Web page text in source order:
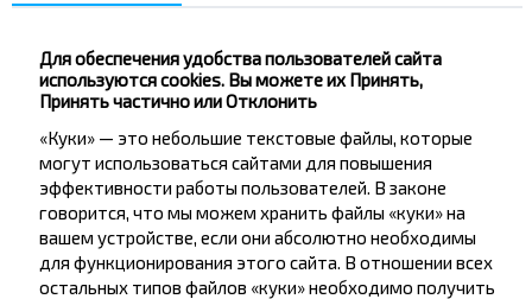
+262
261.82 BYN
Чт, 6.08
22:30 Белосток Bialystok, bus station
13ч 10 мин
Организованная пересадка Варшава
аэропорт Шопена, ожидание 1 час 55
мин
Пт, 7.08
11:40 Берлин Berlin central bus station
Для обеспечения удобства пользователей сайта
используются cookies. Вы можете их Принять,
Принять частично или Отклонить
«Куки» — это небольшие текстовые файлы, которые
могут использоваться сайтами для повышения
эффективности работы пользователей. В законе
говорится, что мы можем хранить файлы «куки» на
вашем устройстве, если они абсолютно необходимы
для функционирования этого сайта. В отношении всех
остальных типов файлов «куки» необходимо получить